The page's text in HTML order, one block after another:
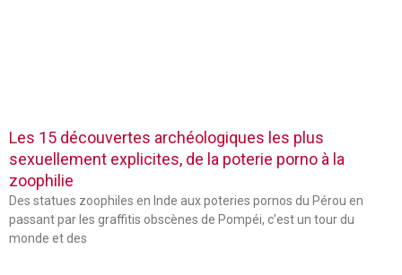
Les 15 découvertes archéologiques les plus
sexuellement explicites, de la poterie porno à la
zoophilie
Des statues zoophiles en Inde aux poteries pornos du Pérou en
passant par les graffitis obscènes de Pompéi, c’est un tour du
monde et des